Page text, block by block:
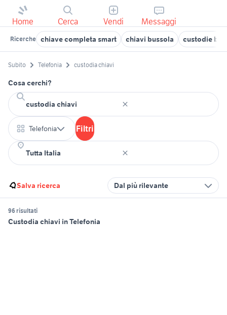
Home Cerca Vendi Messaggi
Ricerche chiave completa smart chiavi bussola custodie
Subito Telefonia custodia chiavi
Cosa cerchi?
Telefonia Filtri
Salva ricerca Dal più rilevante
96 risultati
Custodia chiavi in Telefonia